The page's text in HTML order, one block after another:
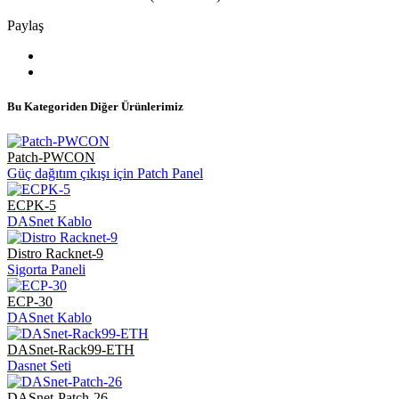
Paylaş
Bu Kategoriden Diğer Ürünlerimiz
Patch-PWCON
Güç dağıtım çıkışı için Patch Panel
ECPK-5
DASnet Kablo
Distro Racknet-9
Sigorta Paneli
ECP-30
DASnet Kablo
DASnet-Rack99-ETH
Dasnet Seti